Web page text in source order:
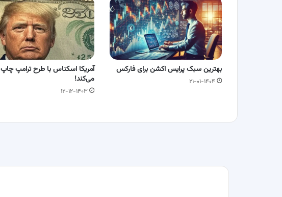
بهترین سبک پرایس اکشن برای فارکس
۲۱-۰۱-۱۴۰۴
آمریکا اسکناس با طرح ترامپ چاپ
می‌کند!
۱۲-۱۲-۱۴۰۳